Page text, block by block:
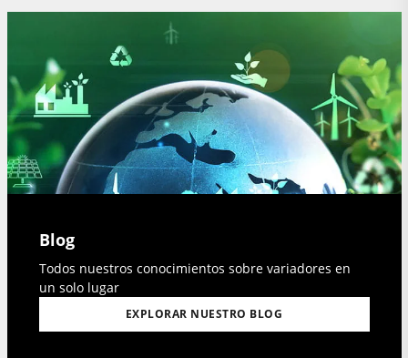
Blog
Todos nuestros conocimientos sobre variadores en
un solo lugar
EXPLORAR NUESTRO BLOG